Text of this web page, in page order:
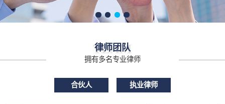
TEAM
律师团队
拥有多名专业律师
合伙人 执业律师